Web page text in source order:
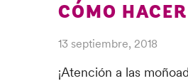
CÓMO
¡Atención a las
13 septiembre, 2018